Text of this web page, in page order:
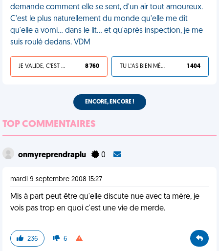
demande comment elle se sent, d'un air tout amoureux.
C'est le plus naturellement du monde qu'elle me dit
qu'elle a vomi… dans le lit… et qu'après inspection, je me
suis roulé dedans. VDM
JE VALIDE, C'EST UNE VDM 8 760 TU L'AS BIEN MÉRITÉ 1 404
ENCORE, ENCORE !
TOP COMMENTAIRES
onmyreprendraplu 0
mardi 9 septembre 2008 15:27
Mis à part peut être qu'elle discute nue avec ta mère, je
vois pas trop en quoi c'est une vie de merde.
236 6